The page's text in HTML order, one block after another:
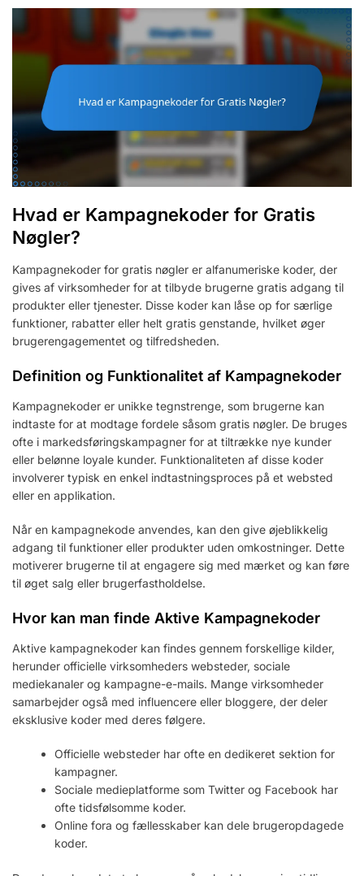
Hvad er Kampagnekoder for Gratis
Nøgler?
Kampagnekoder for gratis nøgler er alfanumeriske koder, der
gives af virksomheder for at tilbyde brugerne gratis adgang til
produkter eller tjenester. Disse koder kan låse op for særlige
funktioner, rabatter eller helt gratis genstande, hvilket øger
brugerengagementet og tilfredsheden.
Definition og Funktionalitet af Kampagnekoder
Kampagnekoder er unikke tegnstrenge, som brugerne kan
indtaste for at modtage fordele såsom gratis nøgler. De bruges
ofte i markedsføringskampagner for at tiltrække nye kunder
eller belønne loyale kunder. Funktionaliteten af disse koder
involverer typisk en enkel indtastningsproces på et websted
eller en applikation.
Når en kampagnekode anvendes, kan den give øjeblikkelig
adgang til funktioner eller produkter uden omkostninger. Dette
motiverer brugerne til at engagere sig med mærket og kan føre
til øget salg eller brugerfastholdelse.
Hvor kan man finde Aktive Kampagnekoder
Aktive kampagnekoder kan findes gennem forskellige kilder,
herunder officielle virksomheders websteder, sociale
mediekanaler og kampagne-e-mails. Mange virksomheder
samarbejder også med influencere eller bloggere, der deler
eksklusive koder med deres følgere.
Officielle websteder har ofte en dedikeret sektion for
kampagner.
Sociale medieplatforme som Twitter og Facebook har
ofte tidsfølsomme koder.
Online fora og fællesskaber kan dele brugeropdagede
koder.